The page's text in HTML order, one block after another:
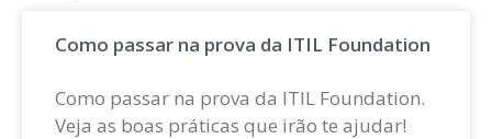
Como passar na prova da ITIL Foundation
Como passar na prova da ITIL Foundation.
Veja as boas práticas que irão te ajudar!